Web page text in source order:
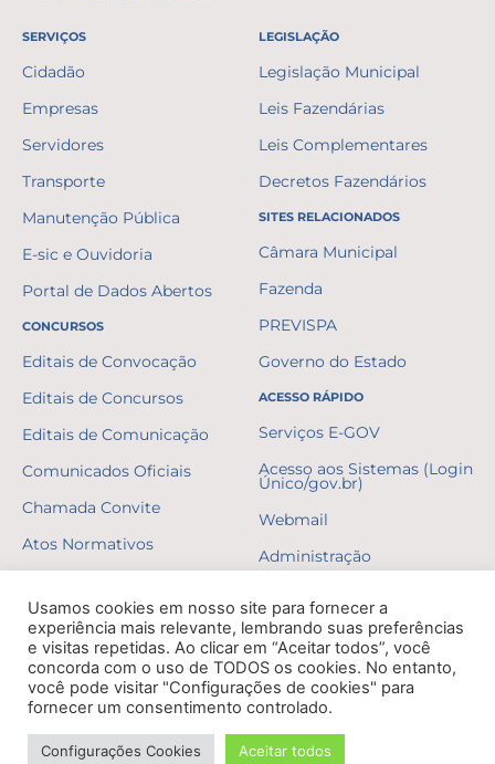
SERVIÇOS
Cidadão
Empresas
Servidores
Transporte
Manutenção Pública
E-sic e Ouvidoria
Portal de Dados Abertos
CONCURSOS
Editais de Convocação
Editais de Concursos
Editais de Comunicação
Comunicados Oficiais
Chamada Convite
Atos Normativos
Gabaritos
Formulários
Erratas
LEGISLAÇÃO
Legislação Municipal
Leis Fazendárias
Leis Complementares
Decretos Fazendários
SITES RELACIONADOS
Câmara Municipal
Fazenda
PREVISPA
Governo do Estado
ACESSO RÁPIDO
Serviços E-GOV
Acesso aos Sistemas (Login
Único/gov.br)
Webmail
Administração
Usamos cookies em nosso site para fornecer a
experiência mais relevante, lembrando suas preferências
e visitas repetidas. Ao clicar em “Aceitar todos”, você
concorda com o uso de TODOS os cookies. No entanto,
você pode visitar "Configurações de cookies" para
fornecer um consentimento controlado.
Configurações Cookies Aceitar todos